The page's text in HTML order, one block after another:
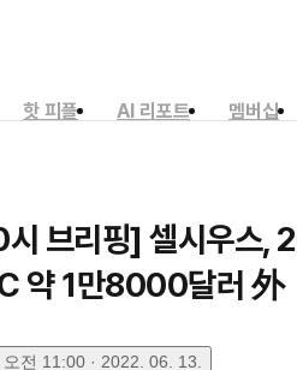
핫 피플 AI 리포트 멤버십
브리핑] 셀시우스,
약 1만8000달러 外
오전 11:00 · 2022. 06. 13.